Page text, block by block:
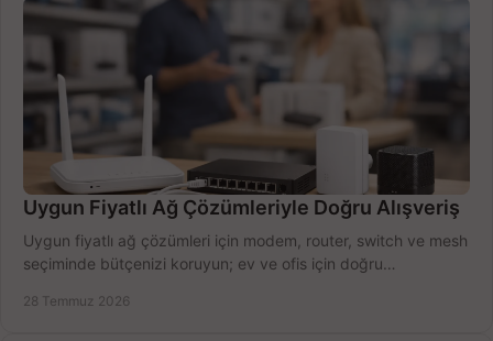
Uygun Fiyatlı Ağ Çözümleriyle Doğru Alışveriş
Uygun fiyatlı ağ çözümleri için modem, router, switch ve mesh
seçiminde bütçenizi koruyun; ev ve ofis için doğru
28 Temmuz 2026